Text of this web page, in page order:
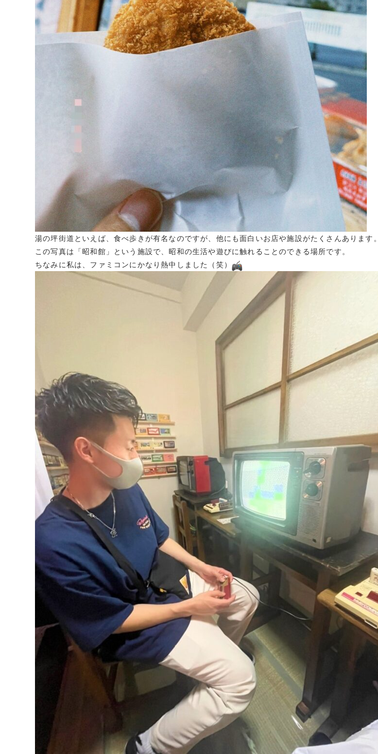
湯の坪街道といえば、食べ歩きが有名なのですが、他にも面白いお店や施設がたくさんあります。
この写真は「昭和館」という施設で、昭和の生活や遊びに触れることのできる場所です。
ちなみに私は、ファミコンにかなり熱中しました（笑）